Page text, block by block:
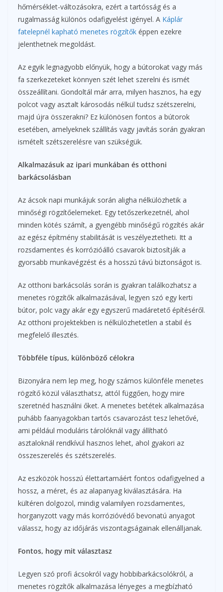
hőmérséklet-változásokra, ezért a tartósság és a
rugalmasság különös odafigyelést igényel. A Káplár
fatelepnél kapható menetes rögzítők éppen ezekre
jelenthetnek megoldást.
Az egyik legnagyobb előnyük, hogy a bútorokat vagy más
fa szerkezeteket könnyen szét lehet szerelni és ismét
összeállítani. Gondoltál már arra, milyen hasznos, ha egy
polcot vagy asztalt károsodás nélkül tudsz szétszerelni,
majd újra összerakni? Ez különösen fontos a bútorok
esetében, amelyeknek szállítás vagy javítás során gyakran
ismételt szétszerelésre van szükségük.
Alkalmazásuk az ipari munkában és otthoni
barkácsolásban
Az ácsok napi munkájuk során aligha nélkülözhetik a
minőségi rögzítőelemeket. Egy tetőszerkezetnél, ahol
minden kötés számít, a gyengébb minőségű rögzítés akár
az egész építmény stabilitását is veszélyeztetheti. Itt a
rozsdamentes és korrózióálló csavarok biztosítják a
gyorsabb munkavégzést és a hosszú távú biztonságot is.
Az otthoni barkácsolás során is gyakran találkozhatsz a
menetes rögzítők alkalmazásával, legyen szó egy kerti
bútor, polc vagy akár egy egyszerű madáretető építéséről.
Az otthoni projektekben is nélkülözhetetlen a stabil és
megfelelő illesztés.
Többféle típus, különböző célokra
Bizonyára nem lep meg, hogy számos különféle menetes
rögzítő közül választhatsz, attól függően, hogy mire
szeretnéd használni őket. A menetes betétek alkalmazása
puhább faanyagokban tartós csavarozást tesz lehetővé,
ami például moduláris tárolóknál vagy állítható
asztaloknál rendkívül hasznos lehet, ahol gyakori az
összeszerelés és szétszerelés.
Az eszközök hosszú élettartamáért fontos odafigyelned a
hossz, a méret, és az alapanyag kiválasztására. Ha
kültéren dolgozol, mindig valamilyen rozsdamentes,
horganyzott vagy más korrózióvédő bevonatú anyagot
válassz, hogy az időjárás viszontagságainak ellenálljanak.
Fontos, hogy mit választasz
Legyen szó profi ácsokról vagy hobbibarkácsolókról, a
menetes rögzítők alkalmazása lényeges a megbízható